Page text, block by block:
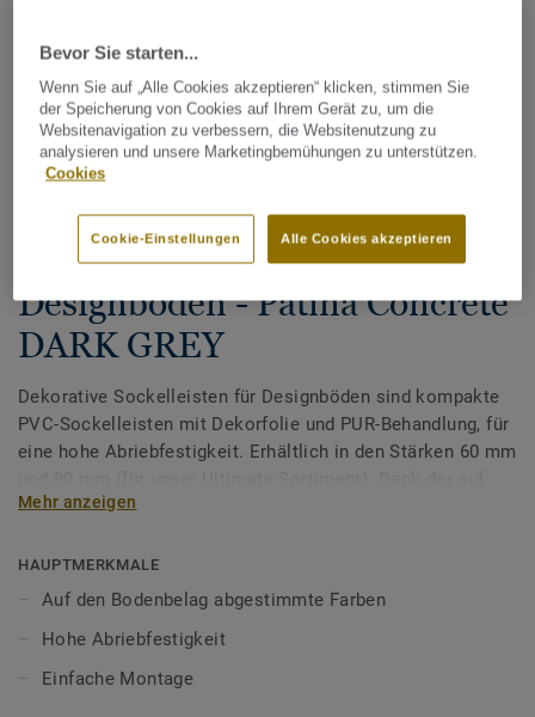
Alle Designs anzeigen (200)
Dekorative Sockelleisten für
Designböden - Patina Concrete
DARK GREY
Dekorative Sockelleisten für Designböden sind kompakte
PVC-Sockelleisten mit Dekorfolie und PUR-Behandlung, für
eine hohe Abriebfestigkeit. Erhältlich in den Stärken 60 mm
unsere Designböden abgestimmten Farben sorgen Sie für
Mehr anzeigen
HAUPTMERKMALE
Auf den Bodenbelag abgestimmte Farben
Hohe Abriebfestigkeit
Einfache Montage
Bevor Sie starten...
Wenn Sie auf „Alle Cookies akzeptieren“ klicken, stimmen Sie
der Speicherung von Cookies auf Ihrem Gerät zu, um die
Websitenavigation zu verbessern, die Websitenutzung zu
analysieren und unsere Marketingbemühungen zu unterstützen.
Cookies
Alle Cookies akzeptieren
Cookie-Einstellungen